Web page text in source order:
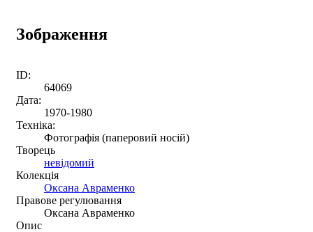
Зображення
ID:
64069
Дата:
1970-1980
Техніка:
Фотографія (паперовий носій)
Творець
невідомий
Колекція
Оксана Авраменко
Правове регулювання
Оксана Авраменко
Опис